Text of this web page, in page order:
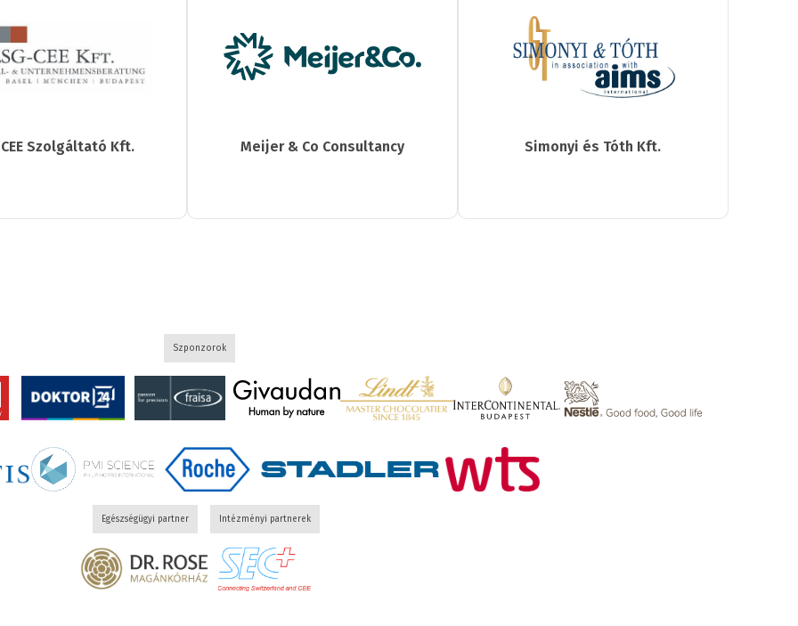
Szolgáltató Kft. Meijer & Co Consultancy Simonyi és Tóth Kft.
Szponzorok
Egészségügyi partner Intézményi partnerek